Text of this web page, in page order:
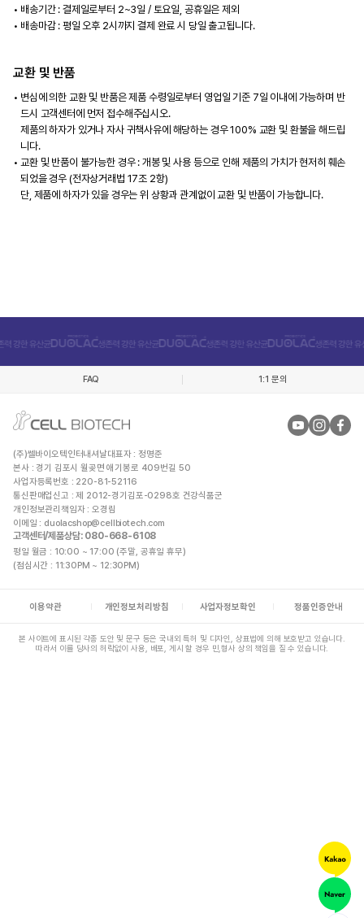
배송기간 : 결제일로부터 2~3일 / 토요일, 공휴일은 제외
배송마감 : 평일 오후 2시까지 결제 완료 시 당일 출고됩니다.
교환 및 반품
변심에 의한 교환 및 반품은 제품 수령일로부터 영업일 기준 7일 이내에 가능하며 반
드시 고객센터에 먼저 접수해주십시오.
제품의 하자가 있거나 자사 귀책사유에 해당하는 경우 100% 교환 및 환불을 해드립
니다.
교환 및 반품이 불가능한 경우 : 개봉 및 사용 등으로 인해 제품의 가치가 현저히 훼손
되었을 경우 (전자상거래법 17조 2항)
단, 제품에 하자가 있을 경우는 위 상황과 관계없이 교환 및 반품이 가능합니다.
FAQ 1:1 문의
(주)쎌바이오텍인터내셔날대표자 : 정명준
본사 : 경기 김포시 월곶면 애기봉로 409번길 50
사업자등록번호 : 220-81-52116
통신판매업신고 : 제 2012-경기김포-0298호 건강식품군
개인정보관리책임자 : 오경림
이메일 : duolacshop@cellbiotech.com
고객센터/제품상담: 080-668-6108
평일 월금 : 10:00 ~ 17:00 (주말, 공휴일 휴무)
(점심시간 : 11:30PM ~ 12:30PM)
이용약관 개인정보처리방침 사업자정보확인 정품인증안내
본 사이트에 표시된 각종 도안 및 문구 등은 국내외 특허 및 디자인, 상표법에 의해 보호받고 있습니다.
따라서 이를 당사의 허락없이 사용, 배포, 게시 할 경우 민,형사 상의 책임을 질 수 있습니다.